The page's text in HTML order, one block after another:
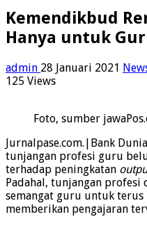
Kemendikbud
Hanya untuk
admin 28 Januari 2021
125 Views
Foto, sumber
Jurnalpase.com.|Bank
tunjangan profesi guru
terhadap peningkatan
Padahal, tunjangan
semangat guru untuk
memberikan pengajaran